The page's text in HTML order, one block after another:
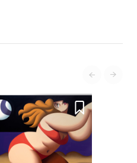
 
